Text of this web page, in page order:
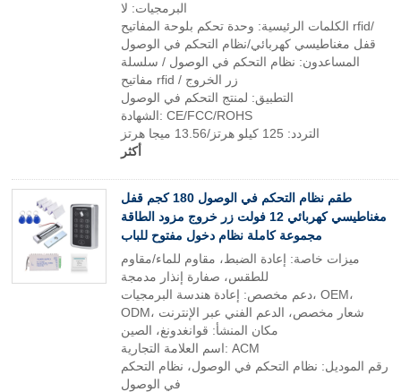
البرمجيات: لا
الكلمات الرئيسية: وحدة تحكم بلوحة المفاتيح rfid/
قفل مغناطيسي كهربائي/نظام التحكم في الوصول
المساعدون: نظام التحكم في الوصول / سلسلة
مفاتيح rfid / زر الخروج
التطبيق: لمنتج التحكم في الوصول
الشهادة: CE/FCC/ROHS
التردد: 125 كيلو هرتز/13.56 ميجا هرتز
أكثر
طقم نظام التحكم في الوصول 180 كجم قفل
مغناطيسي كهربائي 12 فولت زر خروج مزود الطاقة
مجموعة كاملة نظام دخول مفتوح للباب
ميزات خاصة: إعادة الضبط، مقاوم للماء/مقاوم
للطقس، صفارة إنذار مدمجة
دعم مخصص: إعادة هندسة البرمجيات، OEM،
ODM، شعار مخصص، الدعم الفني عبر الإنترنت
مكان المنشأ: قوانغدونغ، الصين
اسم العلامة التجارية: ACM
رقم الموديل: نظام التحكم في الوصول، نظام التحكم
في الوصول